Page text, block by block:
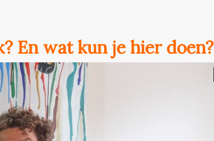
En wat kun je hier doen?